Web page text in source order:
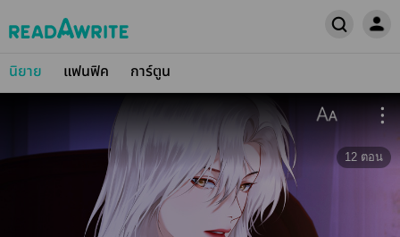
นิยาย แฟนฟิค การ์ตูน
12 ตอน